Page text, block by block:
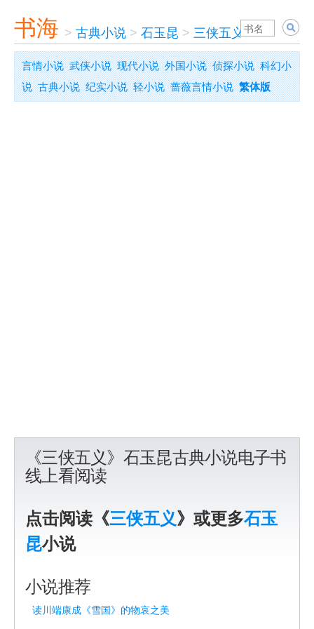
书海 > 古典小说 > 石玉昆 > 三侠五义
言情小说 武侠小说 现代小说 外国小说 侦探小说 科幻小
说 古典小说 纪实小说 轻小说 蔷薇言情小说 繁体版
《三侠五义》石玉昆古典小说电子书
线上看阅读
点击阅读《三侠五义》或更多石玉
昆小说
小说推荐
读川端康成《雪国》的物哀之美